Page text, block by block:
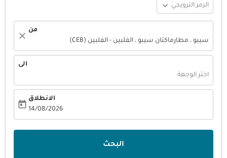
الرمز الترويجي expand_more
من
سيبو ، مطارماكتان سيبو ، الفلبين - الفلبين (CEB)
close
الى
اختر الوجهة
الانطلاق
14/08/2026
today
البحث